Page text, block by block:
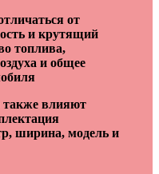
от
и крутящий
топлива,
и общее
также влияют
ширина, модель и